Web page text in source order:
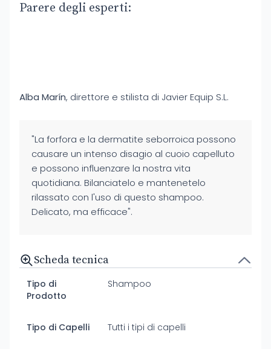
Parere degli esperti:
Alba Marín, direttore e stilista di Javier Equip S.L.
"La forfora e la dermatite seborroica possono
causare un intenso disagio al cuoio capelluto
e possono influenzare la nostra vita
quotidiana. Bilanciatelo e mantenetelo
rilassato con l'uso di questo shampoo.
Delicato, ma efficace".
Scheda tecnica
Tipo di
Prodotto
Shampoo
Tipo di Capelli Tutti i tipi di capelli